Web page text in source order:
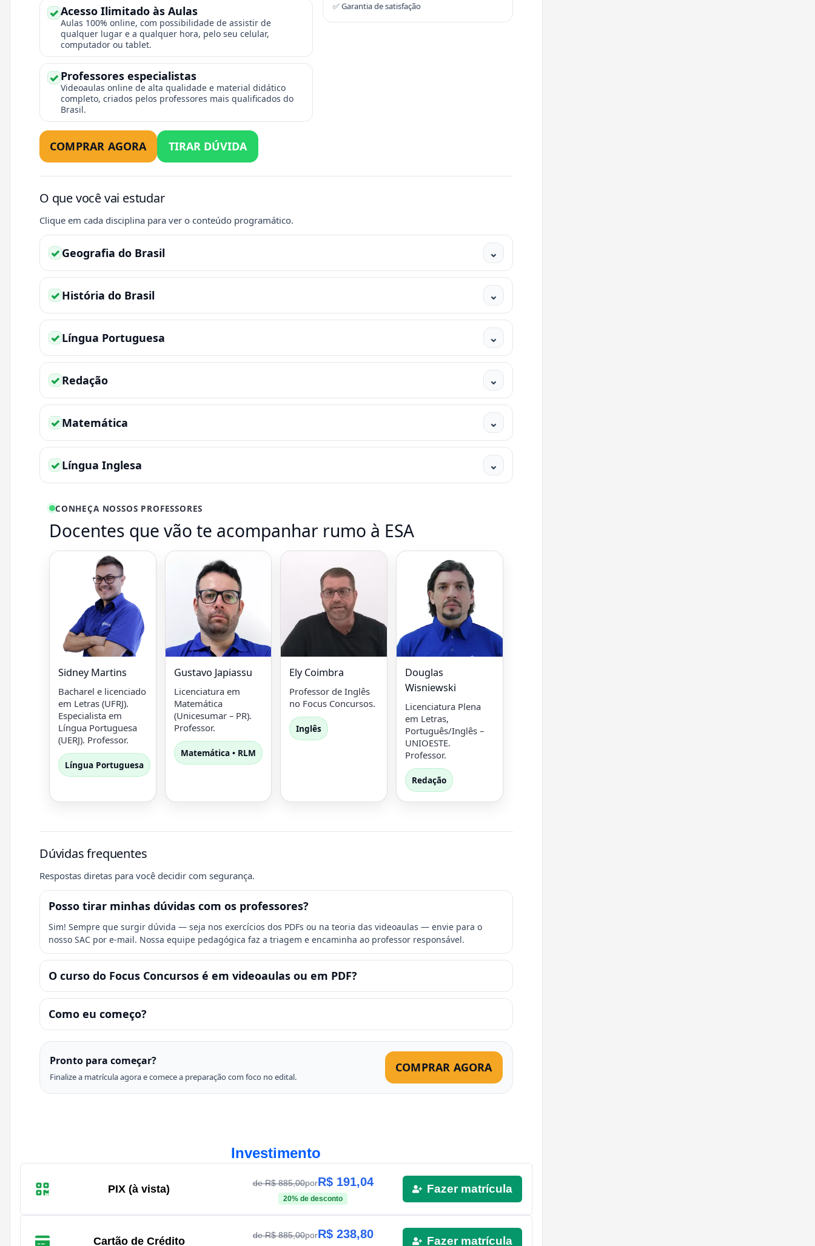
✓Acesso Ilimitado às Aulas
Aulas 100% online, com possibilidade de assistir de
qualquer lugar e a qualquer hora, pelo seu celular,
computador ou tablet.
✓ Professores especialistas
Videoaulas online de alta qualidade e material didático
completo, criados pelos professores mais qualificados do
Brasil.
COMPRAR AGORA TIRAR DÚVIDA
✅ Garantia de satisfação
O que você vai estudar
Clique em cada disciplina para ver o conteúdo programático.
✓ Geografia do Brasil ⌄
✓ História do Brasil ⌄
✓ Língua Portuguesa ⌄
✓ Redação ⌄
✓ Matemática ⌄
✓ Língua Inglesa ⌄
CONHEÇA NOSSOS PROFESSORES
Docentes que vão te acompanhar rumo à ESA
Sidney Martins
Bacharel e licenciado
em Letras (UFRJ).
Especialista em
Língua Portuguesa
(UERJ). Professor.
Língua Portuguesa
Gustavo Japiassu
Licenciatura em
Matemática
(Unicesumar – PR).
Professor.
Matemática • RLM
Ely Coimbra
Professor de Inglês
no Focus Concursos.
Inglês
Douglas
Wisniewski
Licenciatura Plena
em Letras,
Português/Inglês –
UNIOESTE.
Professor.
Redação
Dúvidas frequentes
Respostas diretas para você decidir com segurança.
Posso tirar minhas dúvidas com os professores?
Sim! Sempre que surgir dúvida — seja nos exercícios dos PDFs ou na teoria das videoaulas — envie para o
nosso SAC por e-mail. Nossa equipe pedagógica faz a triagem e encaminha ao professor responsável.
O curso do Focus Concursos é em videoaulas ou em PDF?
Como eu começo?
Pronto para começar?
Finalize a matrícula agora e comece a preparação com foco no edital.
COMPRAR AGORA
Investimento
PIX (à vista) de R$885,00porR$ 191,04
20% de desconto
Fazer matrícula
Cartão de Crédito de R$885,00porR$ 238,80
Fazer matrícula